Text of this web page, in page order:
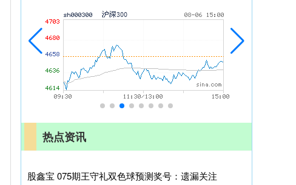
热点资讯
股鑫宝 075期王守礼双色球预测奖号：遗漏关注